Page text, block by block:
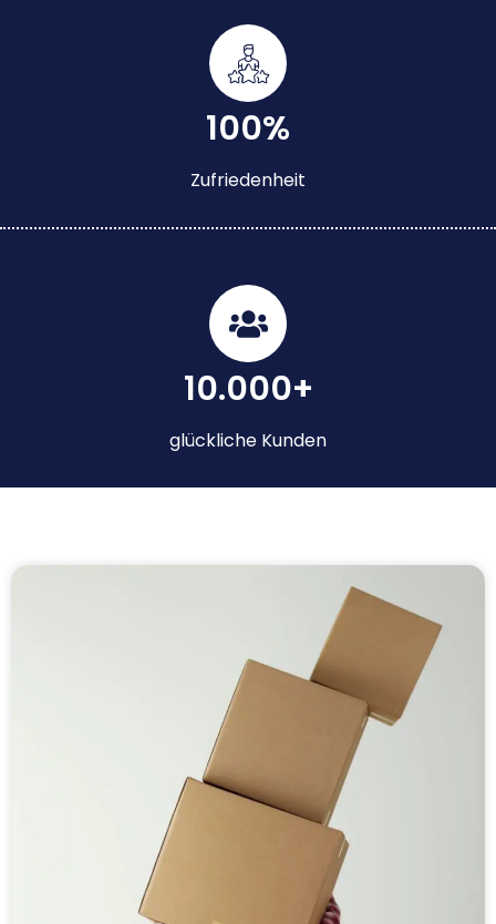
100%
Zufriedenheit
10.000+
glückliche Kunden